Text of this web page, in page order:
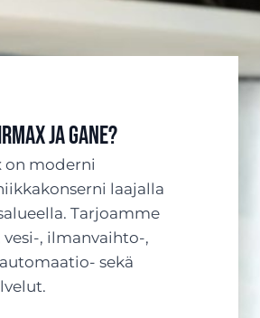
ja Gane?
on moderni
laajalla
Tarjoamme
, ilmanvaihto-,
sekä